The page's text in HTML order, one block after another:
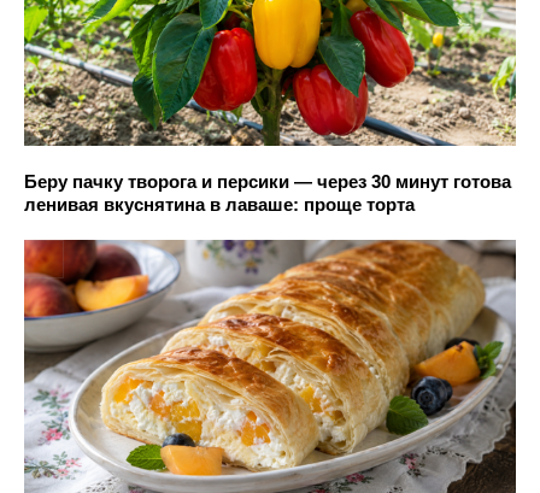
Беру пачку творога и персики — через 30 минут готова
ленивая вкуснятина в лаваше: проще торта